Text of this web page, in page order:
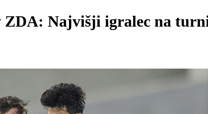
Najvišji igralec na